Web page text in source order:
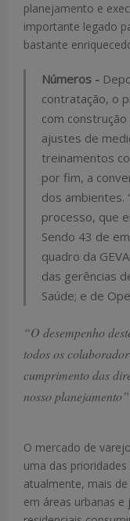
planejamento e
importante legado
bastante
Números -
contratação, o
com
ajustes de
treinamentos
por fim, a
dos ambientes.
processo, que
Sendo 43 de
quadro da
das gerências
Saúde; e de
“O desempenho
todos os
cumprimento das
nosso planejamento”
O mercado de
uma das
atualmente, mais
em áreas urbanas e